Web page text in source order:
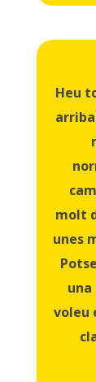
Heu
molt
unes
voleu